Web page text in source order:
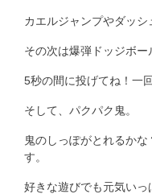
カエルジャンプやダッシ
その次は爆弾ドッジボー
5秒の間に投げてね！一
そして、パクパク鬼。
鬼のしっぽがとれるか
す。
好きな遊びでも元気いっ